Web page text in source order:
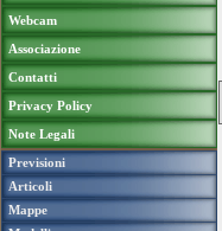
Webcam
Associazione
Contatti
Privacy Policy
Note Legali
Previsioni
Articoli
Mappe